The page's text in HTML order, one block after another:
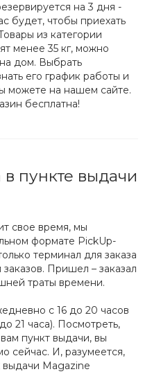
на 3 дня -
будет, чтобы приехать
из категории
менее 35 кг, можно
на дом. Выбрать
его график работы и
можете на нашем сайте.
бесплатна!
пункте выдачи
свое время, мы
формате PickUp-
терминал для заказа
Пришел – заказал
траты времени.
с 16 до 20 часов
21 часа). Посмотреть,
пункт выдачи, вы
сейчас. И, разумеется,
выдачи Magazine